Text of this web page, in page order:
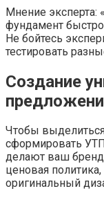
Мнение эксперта:
фундамент
Не бойтесь
тестировать
Создание
Чтобы
сформировать
делают ваш
ценовая
оригинальный